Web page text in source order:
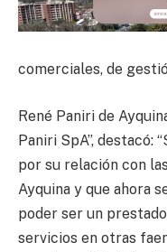
comerciales, de
René Paniri de
Paniri SpA”, destacó:
por su relación con
Ayquina y que ahora
poder ser un
servicios en otras